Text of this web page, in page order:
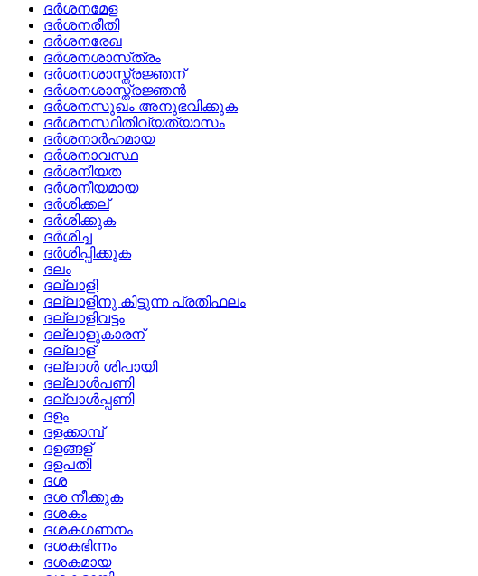
ദര്‍ശനമേള
ദര്‍ശനരീതി
ദര്‍ശനരേഖ
ദര്‍ശനശാസ്‌ത്രം
ദര്‍ശനശാസ്ത്രജ്ഞന്
ദര്‍ശനശാസ്ത്രജ്ഞന്‍
ദര്‍ശനസുഖം അനുഭവിക്കുക
ദര്‍ശനസ്ഥിതിവ്യത്യാസം
ദര്‍ശനാര്‍ഹമായ
ദര്‍ശനാവസ്ഥ
ദര്‍ശനീയത
ദര്‍ശനീയമായ
ദര്‍ശിക്കല്
ദര്‍ശിക്കുക
ദര്‍ശിച്ച
ദര്‍ശിപ്പിക്കുക
ദലം
ദല്ലാളി
ദല്ലാളിനു കിട്ടുന്ന പ്രതിഫലം
ദല്ലാളിവട്ടം
ദല്ലാളുകാരന്
ദല്ലാള്
ദല്ലാള്‍ ശിപായി
ദല്ലാള്‍പണി
ദല്ലാള്‍പ്പണി
ദളം
ദളക്കാമ്പ്
ദളങ്ങള്
ദളപതി
ദശ
ദശ നീക്കുക
ദശകം
ദശകഗണനം
ദശകഭിന്നം
ദശകമായ